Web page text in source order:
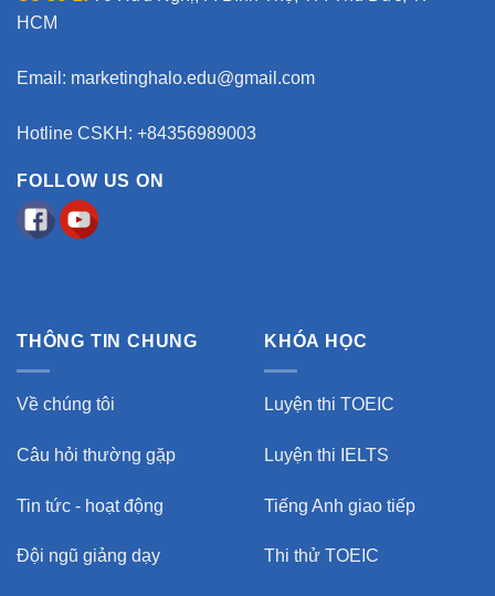
HCM
Email: marketinghalo.edu@gmail.com
Hotline CSKH: +84356989003
FOLLOW US ON
THÔNG TIN CHUNG
Về chúng tôi
Câu hỏi thường gặp
Tin tức - hoạt động
Đội ngũ giảng dạy
KHÓA HỌC
Luyện thi TOEIC
Luyện thi IELTS
Tiếng Anh giao tiếp
Thi thử TOEIC